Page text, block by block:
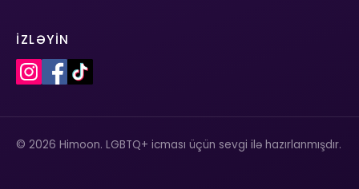
İZLƏYIN
© 2026 Himoon. LGBTQ+ icması üçün sevgi ilə hazırlanmışdır.